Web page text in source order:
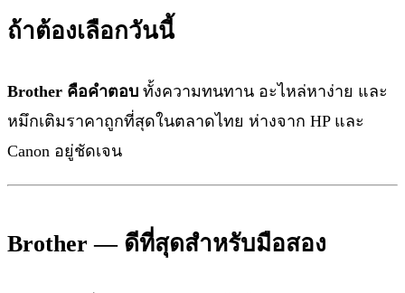
ถ้าต้องเลือกวันนี้
Brother คือคำตอบ ทั้งความทนทาน อะไหล่หาง่าย และ
หมึกเติมราคาถูกที่สุดในตลาดไทย ห่างจาก HP และ
Canon อยู่ชัดเจน
Brother — ดีที่สุดสำหรับมือสอง